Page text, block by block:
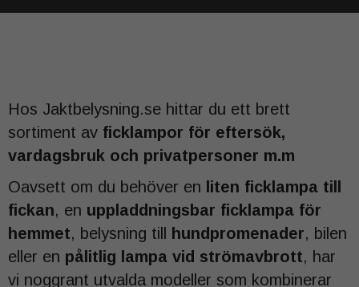
Hos Jaktbelysning.se hittar du ett brett
sortiment av ficklampor för eftersök,
vardagsbruk och privatpersoner m.m
Oavsett om du behöver en liten ficklampa till
fickan, en uppladdningsbar ficklampa för
hemmet, belysning till hundpromenader, bilen
eller en pålitlig lampa vid strömavbrott, har
vi noggrant utvalda modeller som kombinerar